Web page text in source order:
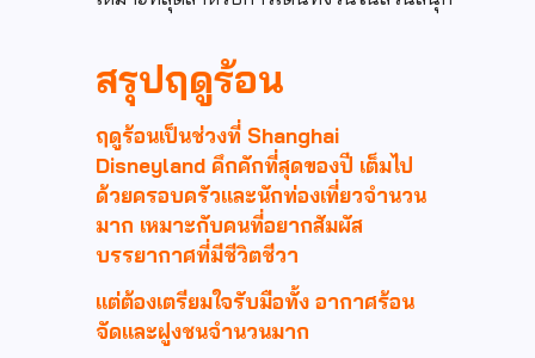
สรุปฤดูร้อน
ฤดูร้อนเป็นช่วงที่ Shanghai
Disneyland คึกคักที่สุดของปี เต็มไป
ด้วยครอบครัวและนักท่องเที่ยวจำนวน
มาก เหมาะกับคนที่อยากสัมผัส
บรรยากาศที่มีชีวิตชีวา
แต่ต้องเตรียมใจรับมือทั้ง อากาศร้อน
จัดและฝูงชนจำนวนมาก